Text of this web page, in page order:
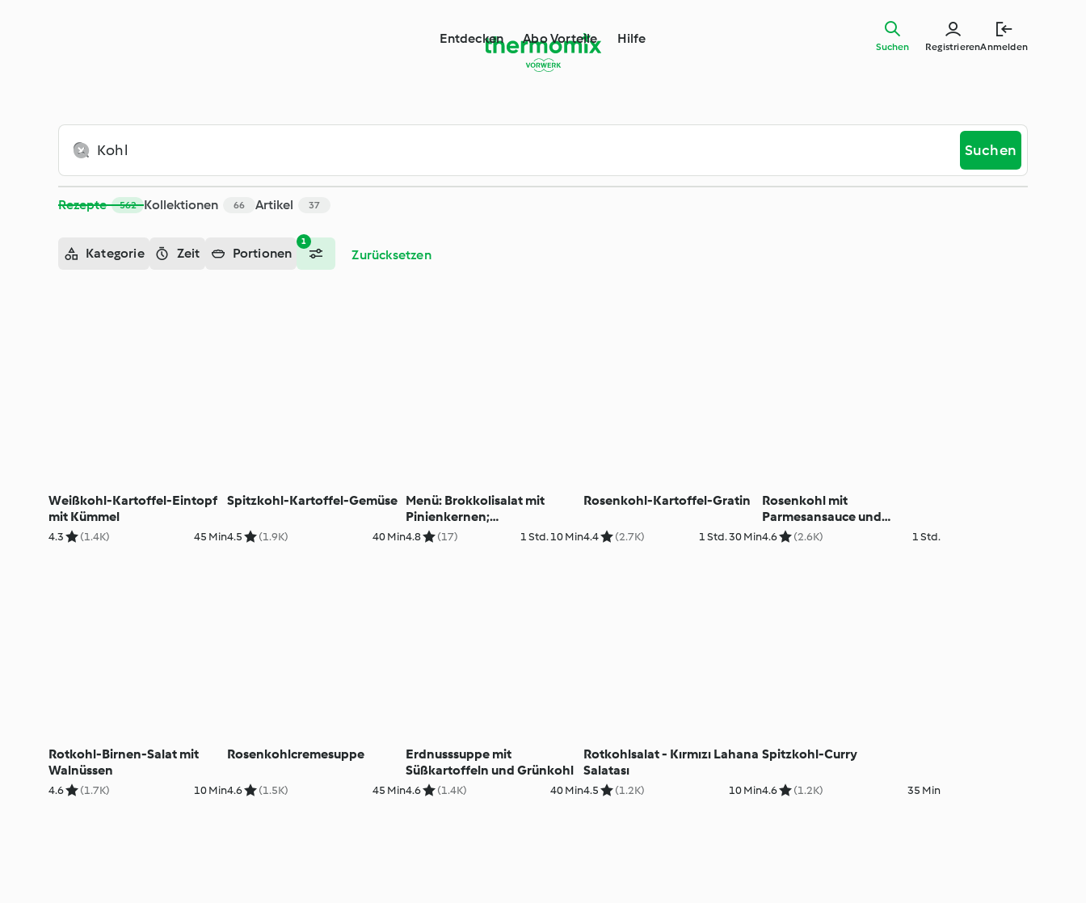
Entdecken Abo Vorteile Hilfe
RegistrierenAnmelden
Suchen
Suchen
Rezepte 562 Kollektionen 66 Artikel 37
1
Kategorie Zeit Portionen Zurücksetzen
Weißkohl-Kartoffel-Eintopf
mit Kümmel
4.3 (1.4K) 45 Min
Spitzkohl-Kartoffel-Gemüse
4.5 (1.9K) 40 Min
Menü: Brokkolisalat mit
Pinienkernen;
Hühnerfrikassee mit
4.8 (17) 1 Std. 10 Min
Rosenkohl-Kartoffel-Gratin
4.4 (2.7K) 1 Std. 30 Min
Rosenkohl mit
Parmesansauce und
Kartoffeln
4.6 (2.6K) 1 Std.
Rotkohl-Birnen-Salat mit
Walnüssen
4.6 (1.7K) 10 Min
Rosenkohlcremesuppe
4.6 (1.5K) 45 Min
Erdnusssuppe mit
Süßkartoffeln und Grünkohl
4.6 (1.4K) 40 Min
Rotkohlsalat - Kırmızı Lahana
Salatası
4.5 (1.2K) 10 Min
Spitzkohl-Curry
4.6 (1.2K) 35 Min